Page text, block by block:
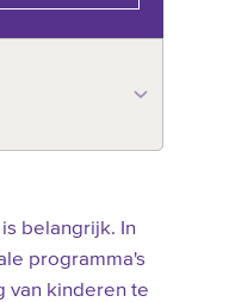
belangrijk. In
programma's
van kinderen te